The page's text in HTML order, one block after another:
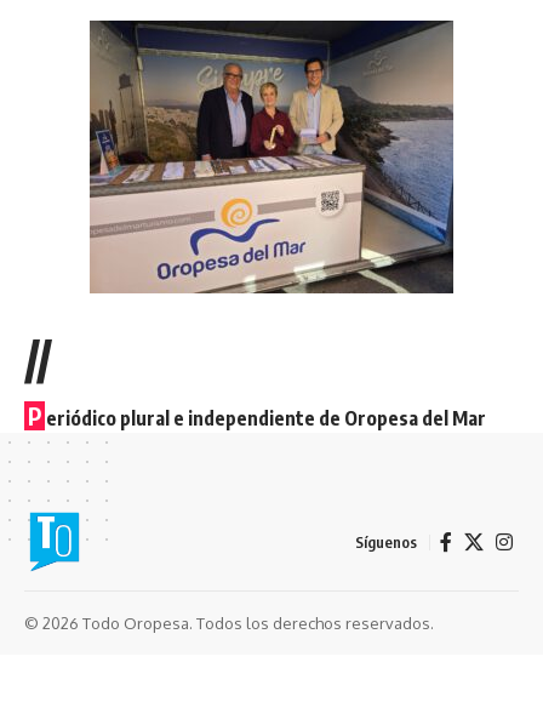
//
P eriódico plural e independiente de Oropesa del Mar
Síguenos
© 2026 Todo Oropesa. Todos los derechos reservados.